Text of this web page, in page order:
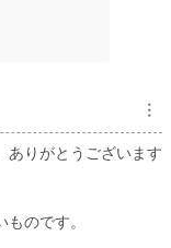
︙
ありがとうございます
のです。